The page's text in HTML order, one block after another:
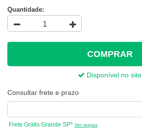
Quantidade:
COMPRAR
Disponível no site
Consultar frete e prazo
Frete Grátis Grande SP* Ver regras